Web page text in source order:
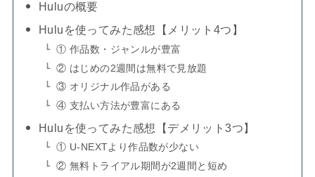
Huluの概要
Huluを使ってみた感想【メリット4つ】
① 作品数・ジャンルが豊富
② はじめの2週間は無料で見放題
③ オリジナル作品がある
④ 支払い方法が豊富にある
Huluを使ってみた感想【デメリット3つ】
① U-NEXTより作品数が少ない
② 無料トライアル期間が2週間と短め